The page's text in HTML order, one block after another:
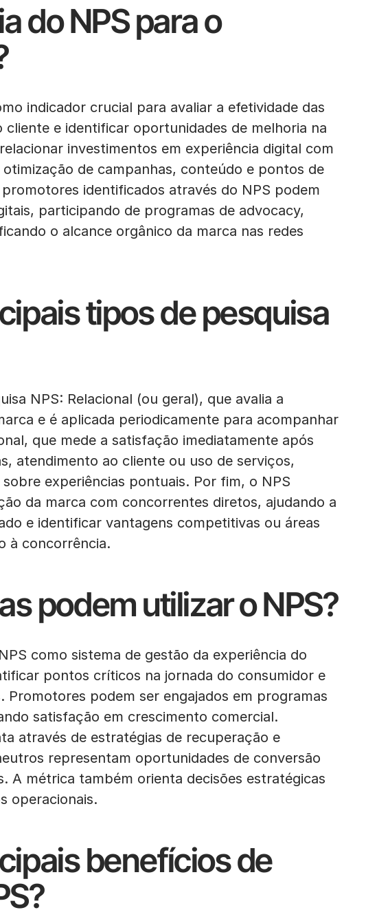
do NPS para o
indicador crucial para avaliar a efetividade das
e identificar oportunidades de melhoria na
investimentos em experiência digital com
de campanhas, conteúdo e pontos de
identificados através do NPS podem
participando de programas de advocacy,
o alcance orgânico da marca nas redes
tipos de pesquisa
NPS: Relacional (ou geral), que avalia a
e é aplicada periodicamente para acompanhar
que mede a satisfação imediatamente após
atendimento ao cliente ou uso de serviços,
experiências pontuais. Por fim, o NPS
da marca com concorrentes diretos, ajudando a
e identificar vantagens competitivas ou áreas
à concorrência.
podem utilizar o NPS?
como sistema de gestão da experiência do
pontos críticos na jornada do consumidor e
Promotores podem ser engajados em programas
satisfação em crescimento comercial.
através de estratégias de recuperação e
representam oportunidades de conversão
A métrica também orienta decisões estratégicas
operacionais.
benefícios de